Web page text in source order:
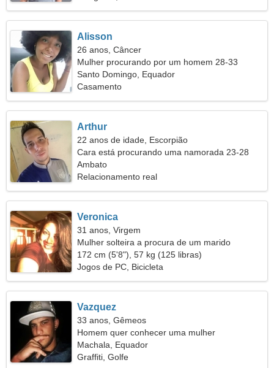
Alisson
26 anos, Câncer
Mulher procurando por um homem 28-33
Santo Domingo, Equador
Casamento
Arthur
22 anos de idade, Escorpião
Cara está procurando uma namorada 23-28
Ambato
Relacionamento real
Veronica
31 anos, Virgem
Mulher solteira a procura de um marido
172 cm (5'8"), 57 kg (125 libras)
Jogos de PC, Bicicleta
Vazquez
33 anos, Gêmeos
Homem quer conhecer uma mulher
Machala, Equador
Graffiti, Golfe